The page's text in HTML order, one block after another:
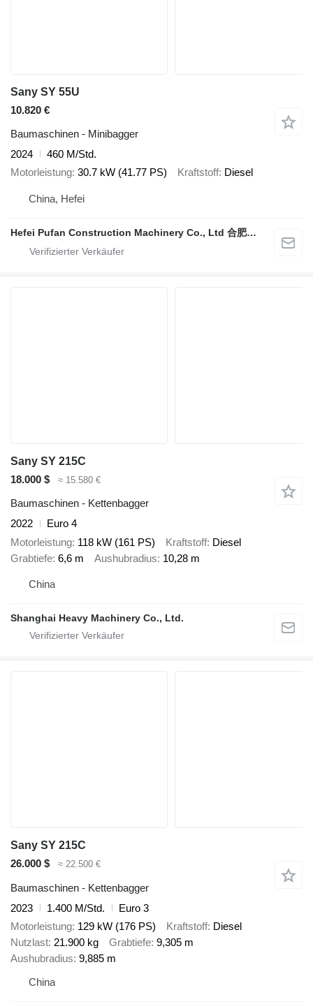
Sany SY 55U
10.820 €
Baumaschinen - Minibagger
2024
460 M/Std.
Motorleistung 30.7 kW (41.77 PS) Kraftstoff Diesel
China, Hefei
Hefei Pufan Construction Machinery Co., Ltd 合肥朴凡工程机械有限公司
Sany SY 215C
18.000 $
≈ 15.580 €
Baumaschinen - Kettenbagger
2022
Euro 4
Motorleistung 118 kW (161 PS) Kraftstoff Diesel
Grabtiefe 6,6 m Aushubradius 10,28 m
China
Shanghai Heavy Machinery Co., Ltd.
Sany SY 215C
26.000 $
≈ 22.500 €
Baumaschinen - Kettenbagger
2023
1.400 M/Std.
Euro 3
Motorleistung 129 kW (176 PS) Kraftstoff Diesel
Nutzlast 21.900 kg Grabtiefe 9,305 m
Aushubradius 9,885 m
China